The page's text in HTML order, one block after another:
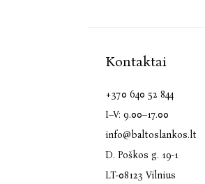
Kontaktai
+370 640 52 844
I–V: 9.00–17.00
info@baltoslankos.lt
D. Poškos g. 19-1
LT-08123 Vilnius